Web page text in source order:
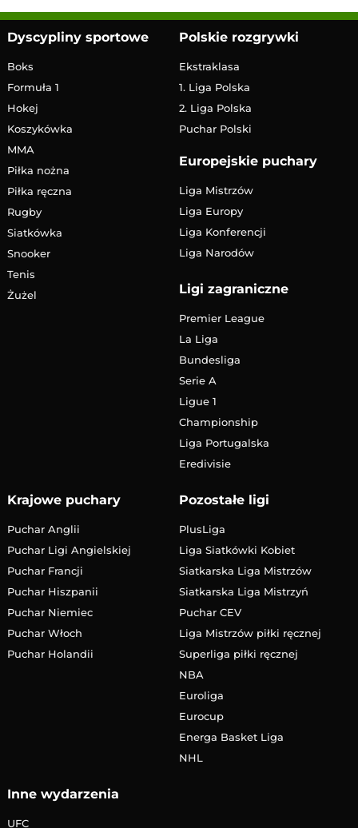
Dyscypliny sportowe
Boks
Formuła 1
Hokej
Koszykówka
MMA
Piłka nożna
Piłka ręczna
Rugby
Siatkówka
Snooker
Tenis
Żużel
Polskie rozgrywki
Ekstraklasa
1. Liga Polska
2. Liga Polska
Puchar Polski
Europejskie puchary
Liga Mistrzów
Liga Europy
Liga Konferencji
Liga Narodów
Ligi zagraniczne
Premier League
La Liga
Bundesliga
Serie A
Ligue 1
Championship
Liga Portugalska
Eredivisie
Krajowe puchary
Puchar Anglii
Puchar Ligi Angielskiej
Puchar Francji
Puchar Hiszpanii
Puchar Niemiec
Puchar Włoch
Puchar Holandii
Pozostałe ligi
PlusLiga
Liga Siatkówki Kobiet
Siatkarska Liga Mistrzów
Siatkarska Liga Mistrzyń
Puchar CEV
Liga Mistrzów piłki ręcznej
Superliga piłki ręcznej
NBA
Euroliga
Eurocup
Energa Basket Liga
NHL
Inne wydarzenia
UFC